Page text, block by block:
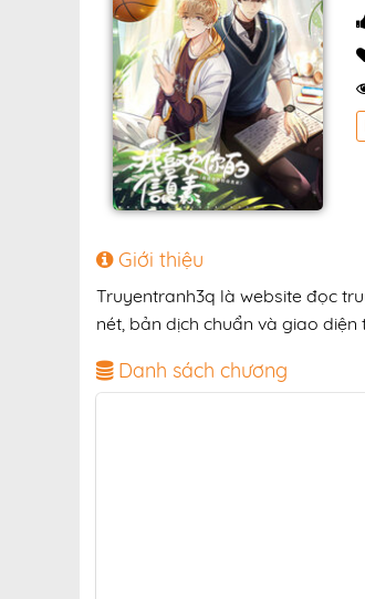
Giới thiệu
Truyentranh3q là website đọc
nét, bản dịch chuẩn và giao
Danh sách chương